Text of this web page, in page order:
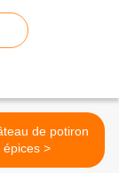
de potiron
aux épices >